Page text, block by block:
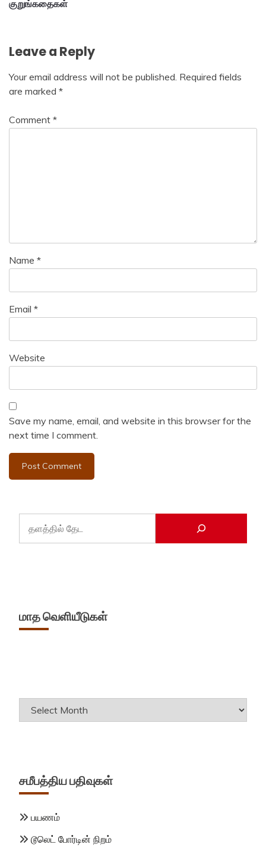
குறுங்கதைகள்
Leave a Reply
Your email address will not be published. Required fields
are marked *
Comment *
Name *
Email *
Website
Save my name, email, and website in this browser for the
next time I comment.
மாத வெளியீடுகள்
Archives
சமீபத்திய பதிவுகள்
பயணம்
டூலெட் போர்டின் நிறம்